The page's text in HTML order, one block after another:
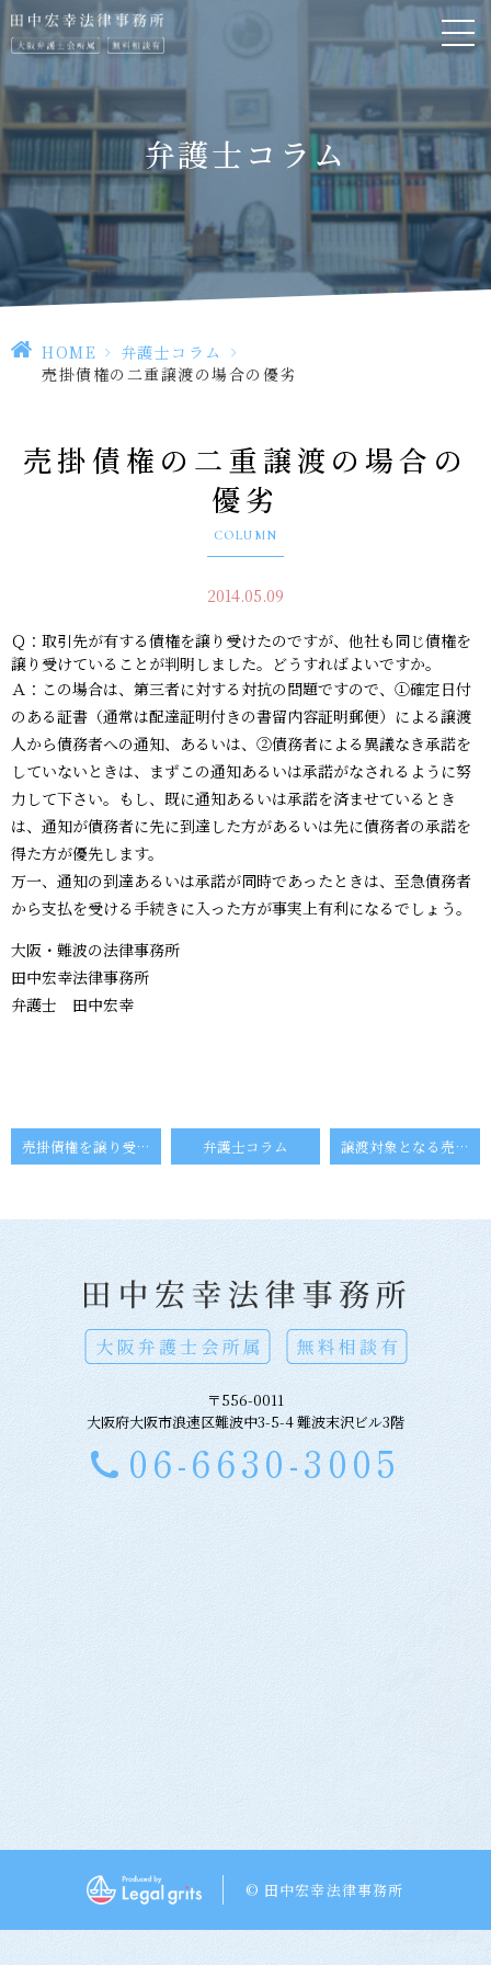
弁護士コラム
HOME > 弁護士コラム >
売掛債権の二重譲渡の場合の優劣
売掛債権の二重譲渡の場合の
優劣
COLUMN
2014.05.09
Ｑ：取引先が有する債権を譲り受けたのですが、他社も同じ債権を
譲り受けていることが判明しました。どうすればよいですか。
Ａ：この場合は、第三者に対する対抗の問題ですので、①確定日付
のある証書（通常は配達証明付きの書留内容証明郵便）による譲渡
人から債務者への通知、あるいは、②債務者による異議なき承諾を
していないときは、まずこの通知あるいは承諾がなされるように努
力して下さい。もし、既に通知あるいは承諾を済ませているとき
は、通知が債務者に先に到達した方があるいは先に債務者の承諾を
得た方が優先します。
万一、通知の到達あるいは承諾が同時であったときは、至急債務者
から支払を受ける手続きに入った方が事実上有利になるでしょう。
大阪・難波の法律事務所
田中宏幸法律事務所
弁護士 田中宏幸
売掛債権を譲り受ける際の注意点 弁護士コラム 譲渡対象となる売掛債権の特定
〒556-0011
大阪府大阪市浪速区難波中3-5-4 難波末沢ビル3階
06-6630-3005
© 田中宏幸法律事務所